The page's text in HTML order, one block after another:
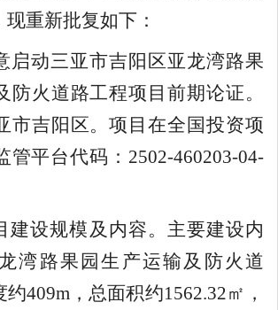
现重新批复如下 ：
启动三亚市吉阳区亚龙湾路果
防火道路工程项目前期论证。
市吉阳区。项目在全国投资项
管平台代码： 2502-460203-04-
建设规模及内容。主要建设内
湾路果园生产运输及防火道
约409m，总面积约1562.32㎡，